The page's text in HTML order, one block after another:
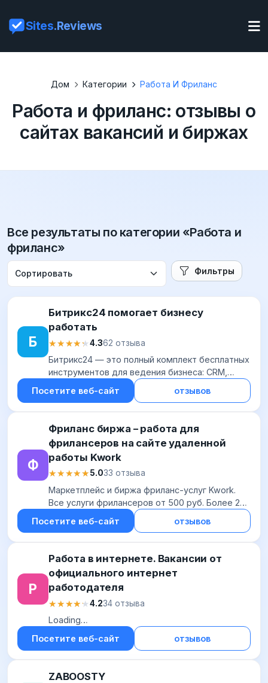
Sites.Reviews
Дом Категории Работа И Фриланс
Работа и фриланс: отзывы о
сайтах вакансий и биржах
Все результаты по категории «Работа и
фриланс»
Фильтры
Б
Битрикс24 помогает бизнесу
работать
★★★★★
★★★★★4.362 отзыва
Битрикс24 — это полный комплект бесплатных
инструментов для ведения бизнеса: CRM,
конструктор сайтов и интернет-магазинов,
система управления проектами, контакт-
Посетите веб-сайт отзывов
Ф
Фриланс биржа – работа для
фрилансеров на сайте удаленной
работы Kwork
★★★★★
★★★★★5.033 отзыва
Маркетплейс и биржа фриланс-услуг Kwork.
Все услуги фрилансеров от 500 руб. Более 200
000 исполнителей. Четкие сроки, высокая
скорость выполнения. Контроль качества,
Посетите веб-сайт отзывов
Р
Работа в интернете. Вакансии от
официального интернет
работодателя
★★★★★
★★★★★4.234 отзыва
Loading…
Посетите веб-сайт
отзывов
ZABOOSTY